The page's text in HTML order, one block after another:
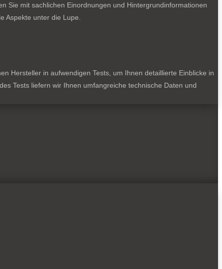
Sie mit sachlichen Einordnungen und Hintergrundinformationen
Aspekte unter die Lupe.
Hersteller in aufwendigen Tests, um Ihnen detaillierte Einblicke in
Tests liefern wir Ihnen umfangreiche technische Daten und